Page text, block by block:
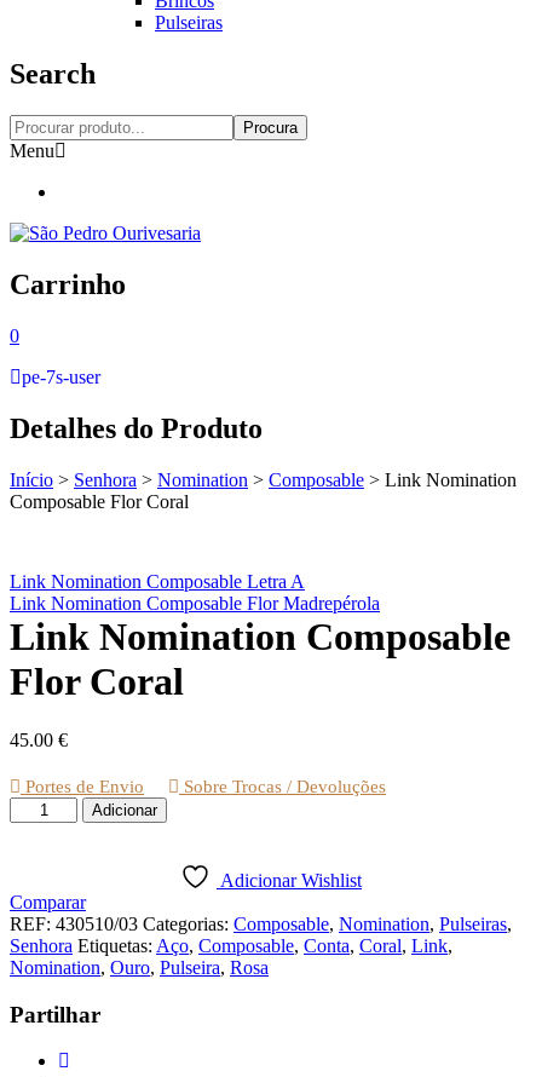
Pulseiras
Search
Procura
Menu
Carrinho
0
pe-7s-user
Detalhes do Produto
Início > Senhora > Nomination > Composable > Link Nomination
Composable Flor Coral
Link Nomination Composable Letra A
Link Nomination Composable Flor Madrepérola
Link Nomination Composable
Flor Coral
45.00 €
Portes de Envio Sobre Trocas / Devoluções
Quantidade
de
Composable
Flor
Coral
Adicionar
Adicionar Wishlist
Comparar
REF: 430510/03 Categorias: Composable, Nomination, Pulseiras,
Senhora Etiquetas: Aço, Composable, Conta, Coral, Link,
Nomination, Ouro, Pulseira, Rosa
Partilhar